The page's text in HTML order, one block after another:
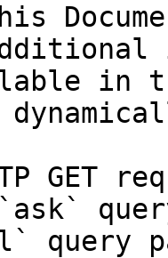
in
GET
query